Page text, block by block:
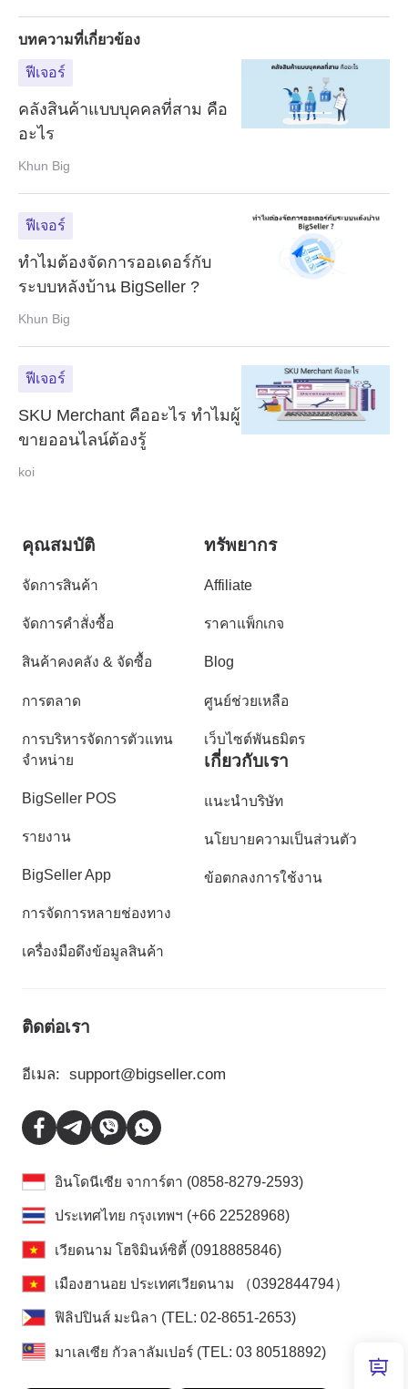
บทความที่เกี่ยวข้อง
ฟีเจอร์
คลังสินค้าแบบบุคคลที่สาม คือ
อะไร
Khun Big
ฟีเจอร์
ทำไมต้องจัดการออเดอร์กับ
ระบบหลังบ้าน BigSeller ?
Khun Big
ฟีเจอร์
SKU Merchant คืออะไร ทำไมผู้
ขายออนไลน์ต้องรู้
koi
คุณสมบัติ
จัดการสินค้า
จัดการคำสั่งซื้อ
สินค้าคงคลัง & จัดซื้อ
การตลาด
การบริหารจัดการตัวแทน
จำหน่าย
BigSeller POS
รายงาน
BigSeller App
การจัดการหลายช่องทาง
เครื่องมือดึงข้อมูลสินค้า
ทรัพยากร
Affiliate
ราคาแพ็กเกจ
Blog
ศูนย์ช่วยเหลือ
เว็บไซต์พันธมิตร
เกี่ยวกับเรา
แนะนำบริษัท
นโยบายความเป็นส่วนตัว
ข้อตกลงการใช้งาน
ติดต่อเรา
อีเมล: support@bigseller.com
อินโดนีเซีย จาการ์ตา (0858-8279-2593)
ประเทศไทย กรุงเทพฯ (+66 22528968)
เวียดนาม โฮจิมินห์ซิตี้ (0918885846)
เมืองฮานอย ประเทศเวียดนาม （0392844794）
ฟิลิปปินส์ มะนิลา (TEL: 02-8651-2653)
มาเลเซีย กัวลาลัมเปอร์ (TEL: 03 80518892)